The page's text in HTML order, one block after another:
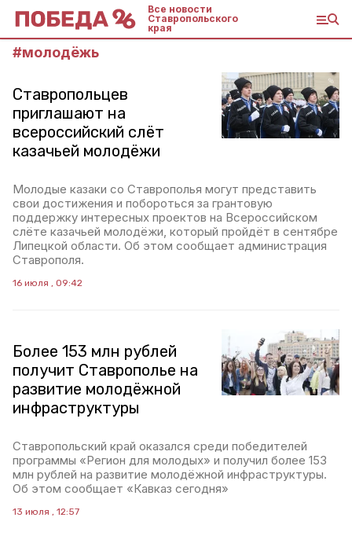
Все новости
Ставропольского
края
#молодёжь
Ставропольцев
приглашают на
всероссийский слёт
казачьей молодёжи
Молодые казаки со Ставрополья могут представить
свои достижения и побороться за грантовую
поддержку интересных проектов на Всероссийском
слёте казачьей молодёжи, который пройдёт в сентябре
Липецкой области. Об этом сообщает администрация
Ставрополя.
16 июля , 09:42
Более 153 млн рублей
получит Ставрополье на
развитие молодёжной
инфраструктуры
Ставропольский край оказался среди победителей
программы «Регион для молодых» и получил более 153
млн рублей на развитие молодёжной инфраструктуры.
Об этом сообщает «Кавказ сегодня»
13 июля , 12:57